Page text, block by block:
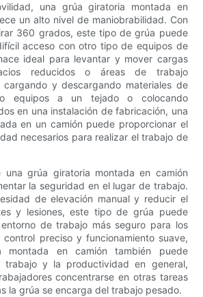
una grúa giratoria montada en
un alto nivel de maniobrabilidad. Con
360 grados, este tipo de grúa puede
acceso con otro tipo de equipos de
ideal para levantar y mover cargas
reducidos o áreas de trabajo
cargando y descargando materiales de
equipos a un tejado o colocando
​​en una instalación de fabricación, una
en un camión puede proporcionar el
necesarios para realizar el trabajo de
una grúa giratoria montada en camión
la seguridad en el lugar de trabajo.
de elevación manual y reducir el
y lesiones, este tipo de grúa puede
de trabajo más seguro para los
control preciso y funcionamiento suave,
montada en camión también puede
trabajo y la productividad en general,
concentrarse en otras tareas
la grúa se encarga del trabajo pesado.